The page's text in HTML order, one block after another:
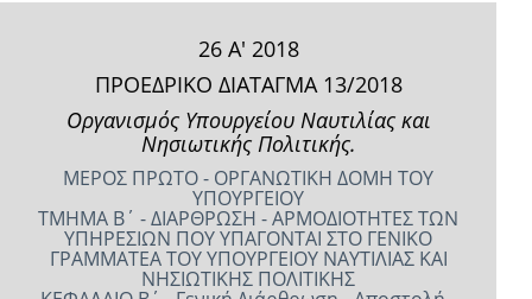
26 Α' 2018
ΠΡΟΕΔΡΙΚΟ ΔΙΑΤΑΓΜΑ 13/2018
Οργανισμός Υπουργείου Ναυτιλίας και
Νησιωτικής Πολιτικής.
ΜΕΡΟΣ ΠΡΩΤΟ - ΟΡΓΑΝΩΤΙΚΗ ΔΟΜΗ ΤΟΥ
ΥΠΟΥΡΓΕΙΟΥ
ΤΜΗΜΑ Β΄ - ΔΙΑΡΘΡΩΣΗ - ΑΡΜΟΔΙΟΤΗΤΕΣ ΤΩΝ
ΥΠΗΡΕΣΙΩΝ ΠΟΥ ΥΠΑΓΟΝΤΑΙ ΣΤΟ ΓΕΝΙΚΟ
ΓΡΑΜΜΑΤΕΑ ΤΟΥ ΥΠΟΥΡΓΕΙΟΥ ΝΑΥΤΙΛΙΑΣ ΚΑΙ
ΝΗΣΙΩΤΙΚΗΣ ΠΟΛΙΤΙΚΗΣ